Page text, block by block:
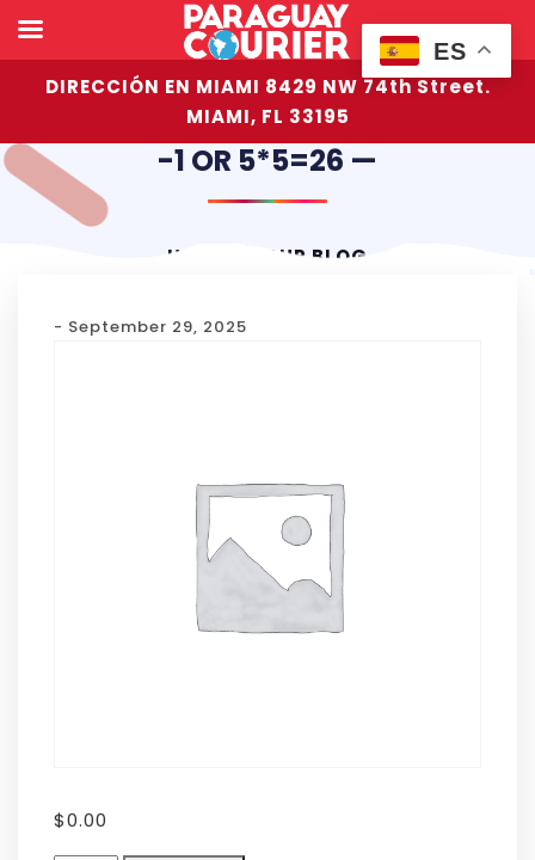
DIRECCIÓN EN MIAMI 8429 NW 74th Street.
MIAMI, FL 33195
-1 OR 5*5=26 —
HOME OUR BLOG
- September 29, 2025
$0.00
ES